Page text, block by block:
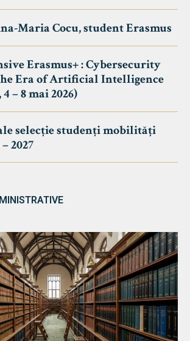
Maria Cocu, student Erasmus
Erasmus+ : Cybersecurity
Era of Artificial Intelligence
– 8 mai 2026)
selecție studenți mobilități
2027